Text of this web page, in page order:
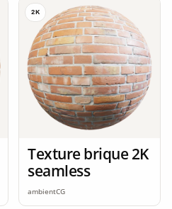
2K
Texture brique 2K
seamless
ambientCG